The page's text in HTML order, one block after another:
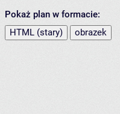
Pokaż plan w formacie:
HTML (stary)
obrazek